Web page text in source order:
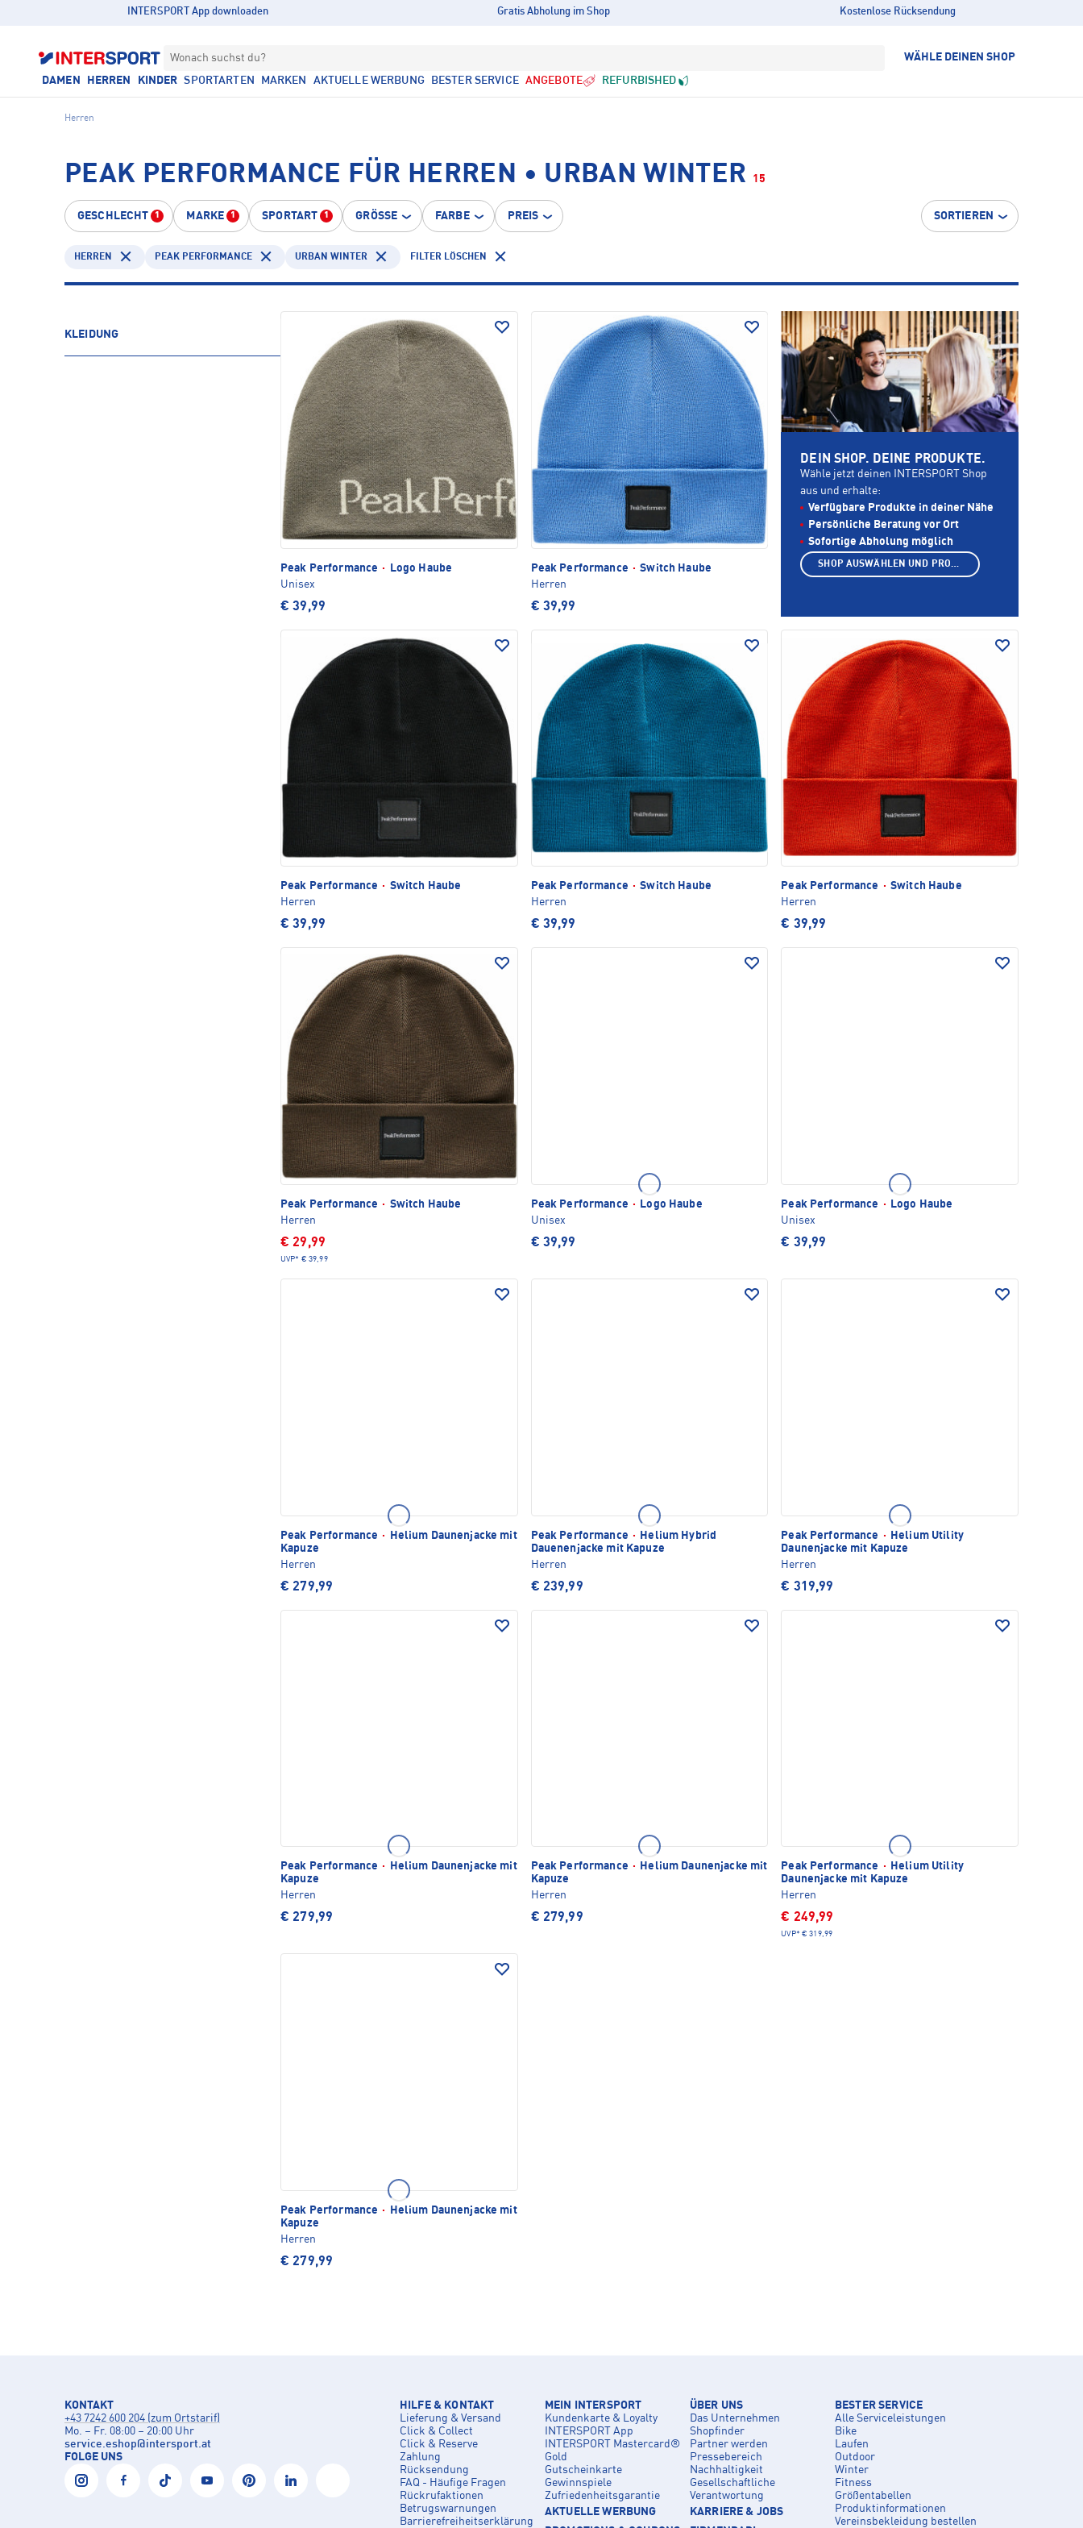
INTERSPORT App downloaden Gratis Abholung im Shop Kostenlose Rücksendung
Wonach suchst du? WÄHLE DEINEN SHOP
DAMEN HERREN KINDER SPORTARTEN MARKEN AKTUELLE WERBUNG BESTER SERVICE ANGEBOTE REFURBISHED
Herren
PEAK PERFORMANCE FÜR HERREN • URBAN WINTER 15
GESCHLECHT 1 MARKE 1 SPORTART 1 GRÖSSE FARBE PREIS SORTIEREN
HERREN PEAK PERFORMANCE URBAN WINTER FILTER LÖSCHEN
KLEIDUNG
Peak Performance ·
Logo Haube
Unisex
€ 39,99
Peak Performance · Switch Haube
Herren
€ 39,99
Peak Performance · Switch Haube
Herren
€ 39,99
Peak Performance · Switch Haube
Herren
€ 39,99
Peak Performance · Switch Haube
Herren
€ 39,99
Peak Performance · Switch Haube
Herren
€ 29,99
UVP* € 39,99
Peak Performance ·
Logo Haube
Unisex
€ 39,99
Peak Performance ·
Logo Haube
Unisex
€ 39,99
Peak Performance ·
Helium Daunenjacke mit
Kapuze
Herren
€ 279,99
Peak Performance ·
Helium Hybrid
Dauenenjacke mit Kapuze
Herren
€ 239,99
Peak Performance ·
Helium Utility
Daunenjacke mit Kapuze
Herren
€ 319,99
Peak Performance ·
Helium Daunenjacke mit
Kapuze
Herren
€ 279,99
Peak Performance ·
Helium Daunenjacke mit
Kapuze
Herren
€ 279,99
Peak Performance ·
Helium Utility
Daunenjacke mit Kapuze
Herren
€ 249,99
UVP* € 319,99
Peak Performance ·
Helium Daunenjacke mit
Kapuze
Herren
€ 279,99
DEIN SHOP. DEINE PRODUKTE.
Wähle jetzt deinen INTERSPORT Shop
aus und erhalte:
Verfügbare Produkte in deiner Nähe
Persönliche Beratung vor Ort
Sofortige Abholung möglich
SHOP AUSWÄHLEN UND PRODUKTE ANZEIGEN
KONTAKT
+43 7242 600 204 (zum Ortstarif)
Mo. – Fr. 08:00 – 20:00 Uhr
service.eshop@intersport.at
FOLGE UNS
HILFE & KONTAKT
Lieferung & Versand
Click & Collect
Click & Reserve
Zahlung
Rücksendung
FAQ - Häufige Fragen
Rückrufaktionen
Betrugswarnungen
Barrierefreiheitserklärung
MEIN INTERSPORT
Kundenkarte & Loyalty
INTERSPORT App
INTERSPORT Mastercard®
Gold
Gutscheinkarte
Gewinnspiele
Zufriedenheitsgarantie
AKTUELLE WERBUNG
ÜBER UNS
Das Unternehmen
Shopfinder
Partner werden
Pressebereich
Nachhaltigkeit
Gesellschaftliche
Verantwortung
KARRIERE & JOBS
BESTER SERVICE
Alle Serviceleistungen
Bike
Laufen
Outdoor
Winter
Fitness
Größentabellen
Produktinformationen
Vereinsbekleidung bestellen